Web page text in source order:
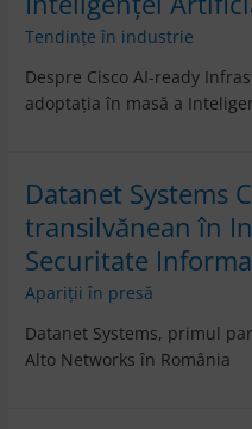
Tendințe în industrie
Despre Cisco AI-ready
adoptația în masă a
Datanet Systems
transilvănean în
Securitate
Apariții în presă
Datanet Systems, primul
Alto Networks în România